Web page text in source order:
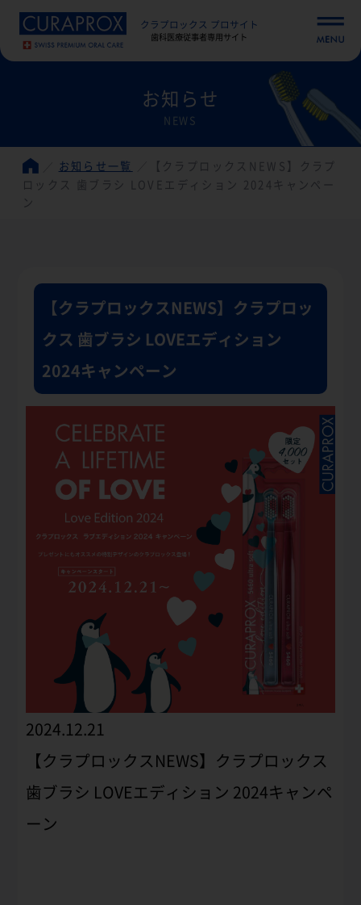
クラプロックス プロサイト
歯科医療従事者専用サイト
お知らせ
NEWS
お知らせ一覧
【クラプロックスNEWS】クラプ
ロックス 歯ブラシ LOVEエディション 2024キャンペー
ン
【クラプロックスNEWS】クラプロッ
クス 歯ブラシ LOVEエディション
2024キャンペーン
2024.12.21
【クラプロックスNEWS】クラプロックス
歯ブラシ LOVEエディション 2024キャンペ
ーン